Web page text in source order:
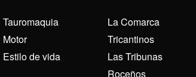
Tauromaquia
Motor
Estilo de vida
La Comarca
Tricantinos
Las Tribunas
Roceños